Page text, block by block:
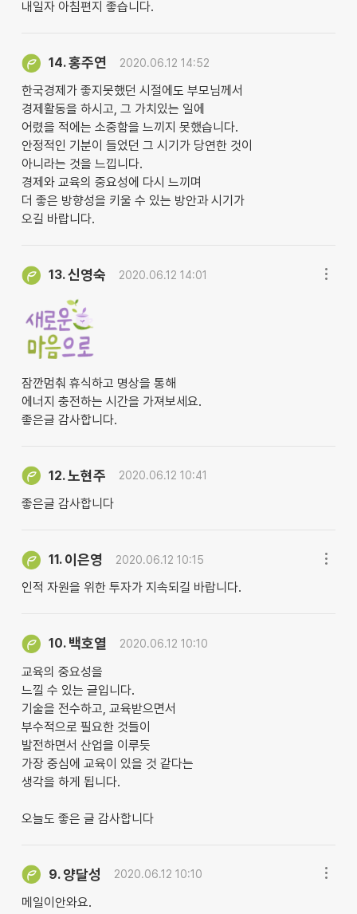
내일자 아침편지 좋습니다.
14.홍주연 2020.06.12 14:52
한국경제가 좋지못했던 시절에도 부모님께서
경제활동을 하시고, 그 가치있는 일에
어렸을 적에는 소중함을 느끼지 못했습니다.
안정적인 기분이 들었던 그 시기가 당연한 것이
아니라는 것을 느낍니다.
경제와 교육의 중요성에 다시 느끼며
더 좋은 방향성을 키울 수 있는 방안과 시기가
오길 바랍니다.
13.신영숙 2020.06.12 14:01
잠깐멈춰 휴식하고 명상을 통해
에너지 충전하는 시간을 가져보세요.
좋은글 감사합니다.
12.노현주 2020.06.12 10:41
좋은글 감사합니다
11. 이은영 2020.06.12 10:15
인적 자원을 위한 투자가 지속되길 바랍니다.
10. 백호열 2020.06.12 10:10
교육의 중요성을
느낄 수 있는 글입니다.
기술을 전수하고, 교육받으면서
부수적으로 필요한 것들이
발전하면서 산업을 이루듯
가장 중심에 교육이 있을 것 같다는
생각을 하게 됩니다.
오늘도 좋은 글 감사합니다
9.양달성 2020.06.12 10:10
메일이안와요.